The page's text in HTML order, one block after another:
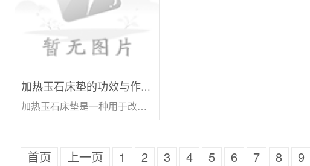
加热玉石床垫的功效与作用是什么
加热玉石床垫是一种用于改善睡眠、促进健康的床上用品。它的主要材料是玉石，利用电加热技术将玉石床垫内部的玉石颗粒发热，使整个床垫表面呈现出温暖的状态。加热玉石床垫的
首页 上一页 1 2 3 4 5 6 7 8 9